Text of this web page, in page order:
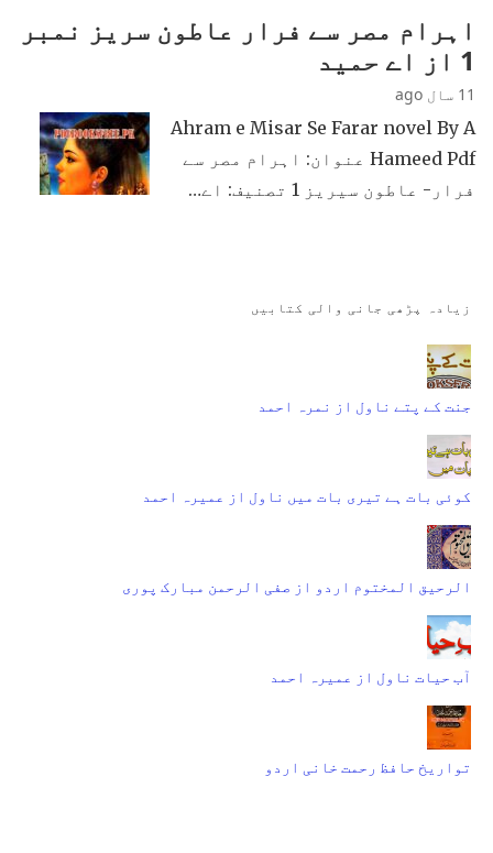
اہرام مصر سے فرار عاطون سریز نمبر
1 از اے حمید
11 سال ago
Ahram e Misar Se Farar novel By A
Hameed Pdf عنوان: اہرام مصر سے
فرار- عاطون سیریز 1 تصنیف: اے…
زیادہ پڑھی جانی والی کتابیں
جنت کے پتے ناول از نمرہ احمد
کوئی بات ہے تیری بات میں ناول از عمیرہ احمد
الرحیق المختوم اردو از صفی الرحمن مبارک پوری
آب حیات ناول از عمیرہ احمد
تواریخ حافظ رحمت خانی اردو